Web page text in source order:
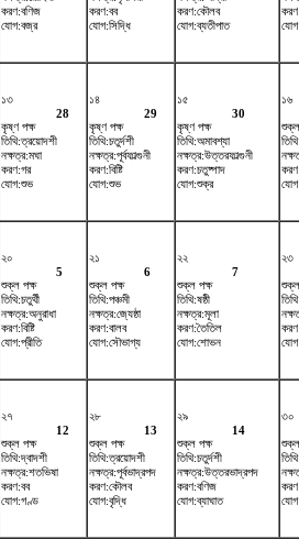
করণ:বণিজ
যোগ:বজ্র
করণ:বব
যোগ:সিদ্ধি
করণ:কৌলব
যোগ:ব্যতীপাত
১৩
28
কৃষ্ণ পক্ষ
তিথি:ত্রয়োদশী
নক্ষত্র:মঘা
করণ:গর
যোগ:শুভ
১৪
29
কৃষ্ণ পক্ষ
তিথি:চতুর্দশী
নক্ষত্র:পূর্বফাল্গুনী
করণ:বিষ্টি
যোগ:শুভ
১৫
30
কৃষ্ণ পক্ষ
তিথি:অমাবশ্যা
নক্ষত্র:উত্তরফাল্গুনী
করণ:চতুষ্পাদ
যোগ:শুক্র
১৬
২০
5
শুক্ল পক্ষ
তিথি:চতুর্থী
নক্ষত্র:অনুরাধা
করণ:বিষ্টি
যোগ:প্রীতি
২১
6
শুক্ল পক্ষ
তিথি:পঞ্চমী
নক্ষত্র:জ্যেষ্ঠা
করণ:বালব
যোগ:সৌভাগ্য
২২
7
শুক্ল পক্ষ
তিথি:ষষ্ঠী
নক্ষত্র:মূলা
করণ:তৈতিল
যোগ:শোভন
২৩
২৭
12
শুক্ল পক্ষ
তিথি:দ্বাদশী
নক্ষত্র:শতভিষ‌া
করণ:বব
যোগ:গণ্ড
২৮
13
শুক্ল পক্ষ
তিথি:ত্রয়োদশী
নক্ষত্র:পূর্বভাদ্রপদ
করণ:কৌলব
যোগ:বৃদ্ধি
২৯
14
শুক্ল পক্ষ
তিথি:চতুর্দশী
নক্ষত্র:উত্তরভাদ্রপদ
করণ:বণিজ
যোগ:ব্যাঘাত
৩০